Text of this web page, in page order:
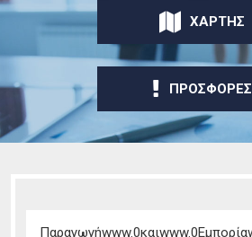
ΧΑΡΤΗΣ
ΠΡΟΣΦΟΡΕΣ